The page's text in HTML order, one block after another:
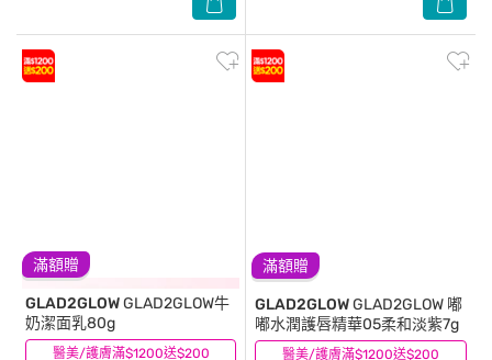
滿額贈
醫美/護膚滿$1200送$200
GLAD2GLOWGLAD2GLOW牛
奶潔面乳80g
(1)
滿額贈
醫美/護膚滿$1200送$200
GLAD2GLOWGLAD2GLOW 嘟
嘟水潤護唇精華05柔和淡紫7g
(0)